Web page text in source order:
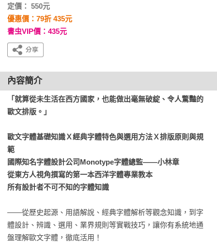
定價： 550元
優惠價：79折 435元
書虫VIP價：435元
內容簡介
「就算從未生活在西方國家，也能做出毫無破綻、令人驚豔的
歐文排版。」
歐文字體基礎知識Ｘ經典字體特色與選用方法Ｘ排版原則與規
範
國際知名字體設計公司Monotype字體總監——小林章
從東方人視角撰寫的第一本西洋字體專業教本
所有設計者不可不知的字體知識
——從歷史起源、用語解說、經典字體解析等觀念知識，到字
體設計、辨識、選用、業界規則等實戰技巧，讓你有系統地通
盤理解歐文字體，徹底活用！